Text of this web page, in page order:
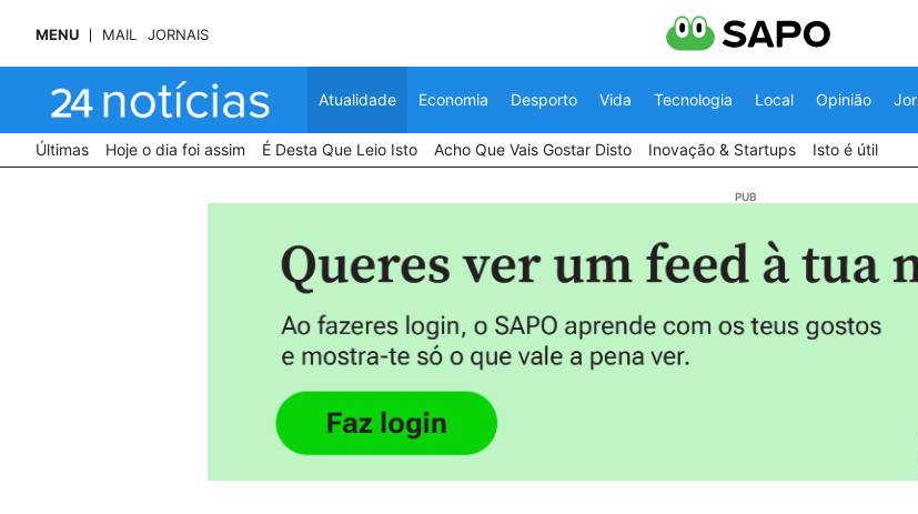
MENU MAIL JORNAIS
Atualidade Economia Desporto Vida Tecnologia Local Opinião
Últimas Hoje o dia foi assim É Desta Que Leio Isto Acho Que Vais Gostar Disto Inovação & Startups Isto é útil